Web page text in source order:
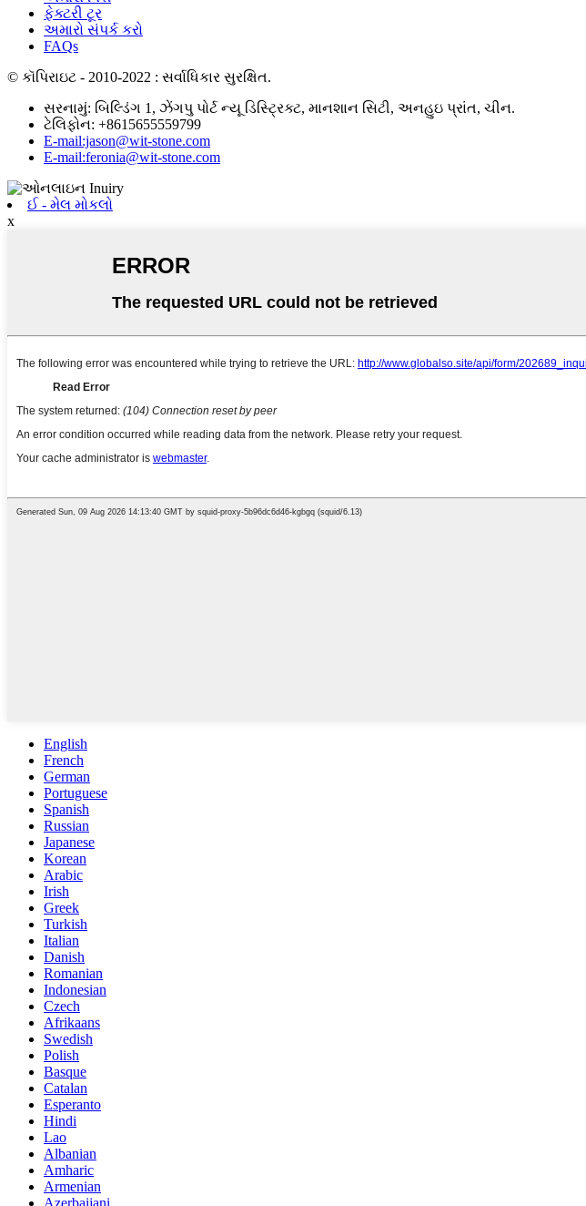
ફેક્ટરી ટૂર
અમારો સંપર્ક કરો
FAQs
© કૉપિરાઇટ - 2010-2022 : સર્વાધિકાર સુરક્ષિત.
સરનામું: બિલ્ડિંગ 1, ઝેંગપુ પોર્ટ ન્યૂ ડિસ્ટ્રિક્ટ, માનશાન સિટી, અનહુઇ પ્રાંત, ચીન.
ટેલિફોન: +8615655559799
E-mail:jason@wit-stone.com
E-mail:feronia@wit-stone.com
ઈ - મેલ મોકલો
x
English
French
German
Portuguese
Spanish
Russian
Japanese
Korean
Arabic
Irish
Greek
Turkish
Italian
Danish
Romanian
Indonesian
Czech
Afrikaans
Swedish
Polish
Basque
Catalan
Esperanto
Hindi
Lao
Albanian
Amharic
Armenian